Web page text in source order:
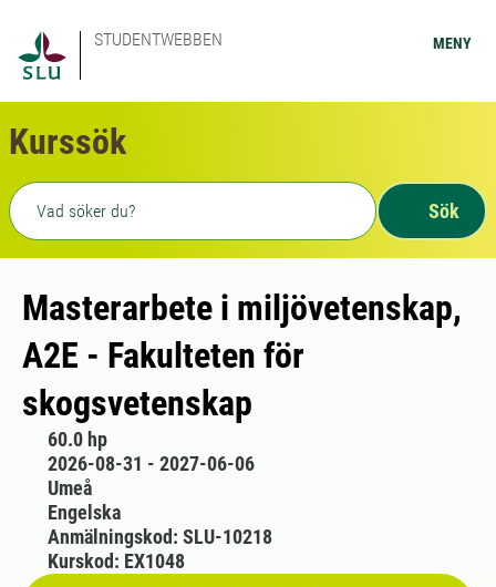
STUDENTWEBBEN MENY
Kurssök
Fritext sökning
Sök
Masterarbete i miljövetenskap,
A2E - Fakulteten för
skogsvetenskap
60.0 hp
2026-08-31 - 2027-06-06
Umeå
Engelska
Anmälningskod: SLU-10218
Kurskod: EX1048